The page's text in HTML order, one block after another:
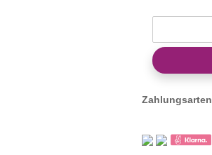
Zahlungsarten